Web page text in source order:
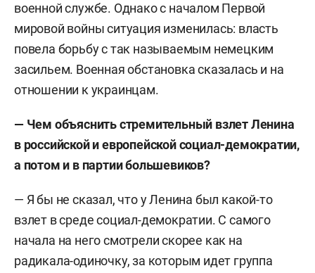
военной службе. Однако с началом Первой
мировой войны ситуация изменилась: власть
повела борьбу с так называемым немецким
засильем. Военная обстановка сказалась и на
отношении к украинцам.
— Чем объяснить стремительный взлет Ленина
в российской и европейской социал-демократии,
а потом и в партии большевиков?
— Я бы не сказал, что у Ленина был какой-то
взлет в среде социал-демократии. С самого
начала на него смотрели скорее как на
радикала-одиночку, за которым идет группа